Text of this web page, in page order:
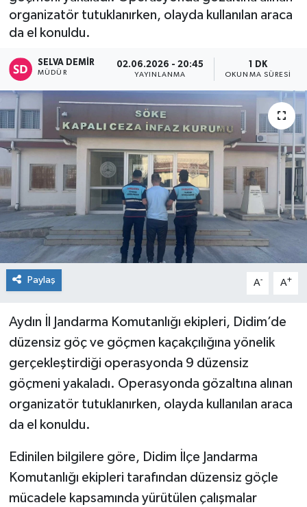
organizatör tutuklanırken, olayda kullanılan araca
da el konuldu.
SELVA DEMIR
MÜDÜR
02.06.2026 - 20:45
YAYINLANMA
1 DK
OKUNMA SÜRESI
Paylaş A- A+
Aydın İl Jandarma Komutanlığı ekipleri, Didim’de
düzensiz göç ve göçmen kaçakçılığına yönelik
gerçekleştirdiği operasyonda 9 düzensiz
göçmeni yakaladı. Operasyonda gözaltına alınan
organizatör tutuklanırken, olayda kullanılan araca
da el konuldu.
Edinilen bilgilere göre, Didim İlçe Jandarma
Komutanlığı ekipleri tarafından düzensiz göçle
mücadele kapsamında yürütülen çalışmalar